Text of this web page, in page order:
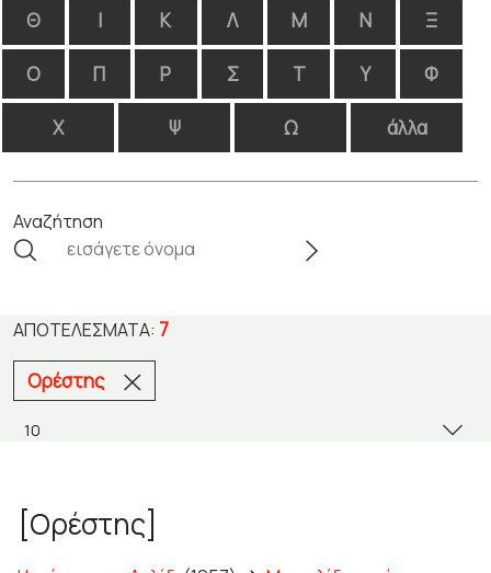
Θ Ι Κ Λ Μ Ν Ξ
Ο Π Ρ Σ Τ Υ Φ
Χ Ψ Ω άλλα
Αναζήτηση
ΑΠΟΤΕΛΈΣΜΑΤΑ: 7
Ορέστης
[Ορέστης]